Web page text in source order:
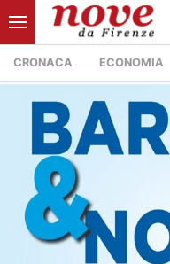
CRONACA ECONOMIA